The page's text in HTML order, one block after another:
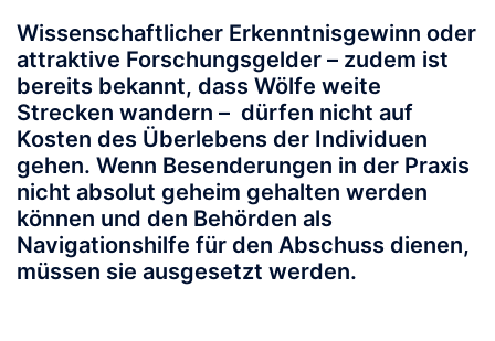
Wissenschaftlicher Erkenntnisgewinn oder
attraktive Forschungsgelder – zudem ist
bereits bekannt, dass Wölfe weite
Strecken wandern – dürfen nicht auf
Kosten des Überlebens der Individuen
gehen. Wenn Besenderungen in der Praxis
nicht absolut geheim gehalten werden
können und den Behörden als
Navigationshilfe für den Abschuss dienen,
müssen sie ausgesetzt werden.